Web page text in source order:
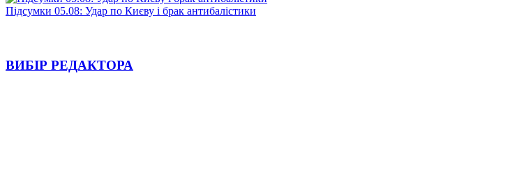
Підсумки 05.08: Удар по Києву і брак антибалістики
ВИБІР РЕДАКТОРА